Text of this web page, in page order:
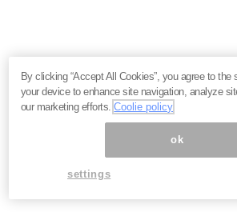
By clicking “Accept All Cookies”, you agree to the
your device to enhance site navigation, analyze
our marketing efforts.Coolie policy
ok
settings